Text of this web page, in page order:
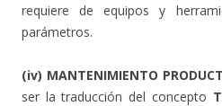
requiere de equipos y
parámetros.
(iv) MANTENIMIENTO
ser la traducción del concepto